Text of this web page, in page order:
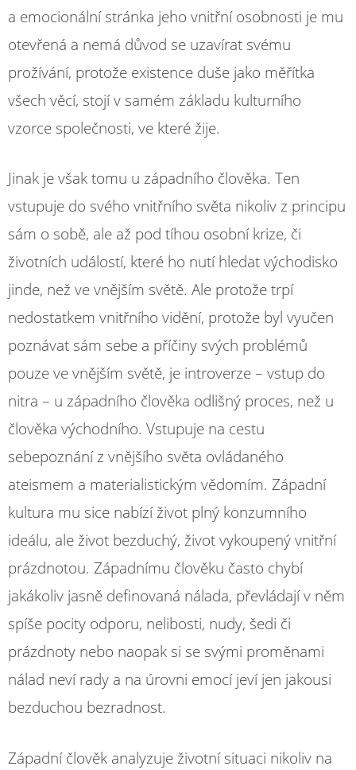
a emocionální stránka jeho vnitřní osobnosti je mu
otevřená a nemá důvod se uzavírat svému
prožívání, protože existence duše jako měřítka
všech věcí, stojí v samém základu kulturního
vzorce společnosti, ve které žije.
Jinak je však tomu u západního člověka. Ten
vstupuje do svého vnitřního světa nikoliv z principu
sám o sobě, ale až pod tíhou osobní krize, či
životních událostí, které ho nutí hledat východisko
jinde, než ve vnějším světě. Ale protože trpí
nedostatkem vnitřního vidění, protože byl vyučen
poznávat sám sebe a příčiny svých problémů
pouze ve vnějším světě, je introverze – vstup do
nitra – u západního člověka odlišný proces, než u
člověka východního. Vstupuje na cestu
sebepoznání z vnějšího světa ovládaného
ateismem a materialistickým vědomím. Západní
kultura mu sice nabízí život plný konzumního
ideálu, ale život bezduchý, život vykoupený vnitřní
prázdnotou. Západnímu člověku často chybí
jakákoliv jasně definovaná nálada, převládají v něm
spíše pocity odporu, nelibosti, nudy, šedi či
prázdnoty nebo naopak si se svými proměnami
nálad neví rady a na úrovni emocí jeví jen jakousi
bezduchou bezradnost.
Západní člověk analyzuje životní situaci nikoliv na